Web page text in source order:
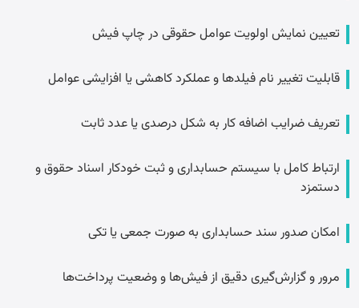
تعیین نمایش اولویت عوامل حقوقی در چاپ فیش
قابلیت تغییر نام فیلدها و عملکرد کاهشی یا افزایشی عوامل
تعریف ضرایب اضافه کار به شکل درصدی یا عدد ثابت
ارتباط کامل با سیستم حسابداری و ثبت خودکار اسناد حقوق و
دستمزد
امکان صدور سند حسابداری به صورت جمعی یا تکی
مرور و گزارش‌گیری دقیق از فیش‌ها و وضعیت پرداخت‌ها